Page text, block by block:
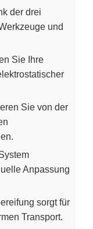
der drei
und
Sie Ihre
Sie von der
Anpassung
sorgt für
Transport.